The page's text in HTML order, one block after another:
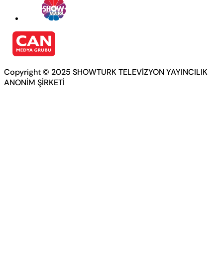
Copyright © 2025 SHOWTURK TELEVİZYON YAYINCILIK
ANONİM ŞİRKETİ